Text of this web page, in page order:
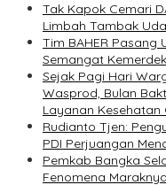
Tak Kapok Cemari
Limbah Tambak
Tim BAHER Pasang
Semangat
Sejak Pagi Hari
Wasprod, Bulan
Layanan Kesehatan
Rudianto Tjen:
PDI Perjuangan
Pemkab Bangka
Fenomena